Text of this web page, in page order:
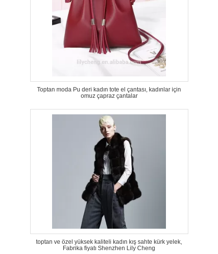
Toptan moda Pu deri kadın tote el çantası, kadınlar için
omuz çapraz çantalar
toptan ve özel yüksek kaliteli kadın kış sahte kürk yelek,
Fabrika fiyatı Shenzhen Lily Cheng